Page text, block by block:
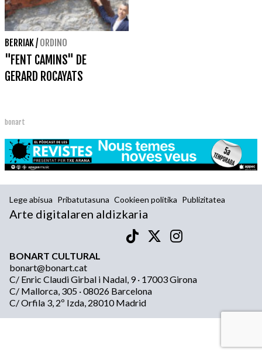
BERRIAK/ ORDINO
"FENT CAMINS" DE
GERARD ROCAYATS
bonart
Lege abisua Pribatutasuna Cookieen politika Publizitatea
Arte digitalaren aldizkaria
BONART CULTURAL
bonart@bonart.cat
C/ Enric Claudi Girbal i Nadal, 9 · 17003 Girona
C/ Mallorca, 305 · 08026 Barcelona
C/ Orfila 3, 2º Izda, 28010 Madrid